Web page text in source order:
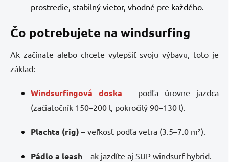
prostredie, stabilný vietor, vhodné pre každého.
Čo potrebujete na windsurfing
Ak začínate alebo chcete vylepšiť svoju výbavu, toto je
základ:
Windsurfingová doska – podľa úrovne jazdca
(začiatočník 150–200 l, pokročilý 90–130 l).
Plachta (rig) – veľkosť podľa vetra (3.5–7.0 m²).
Pádlo a leash – ak jazdíte aj SUP windsurf hybrid.